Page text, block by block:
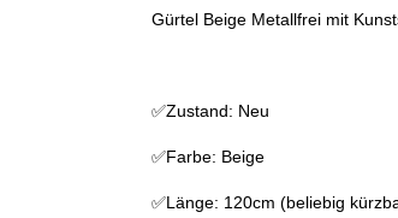
Gürtel Beige Metallfrei mit
✅Zustand: Neu
✅Farbe: Beige
✅Länge: 120cm (beliebig